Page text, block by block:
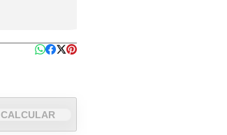
CALCULAR